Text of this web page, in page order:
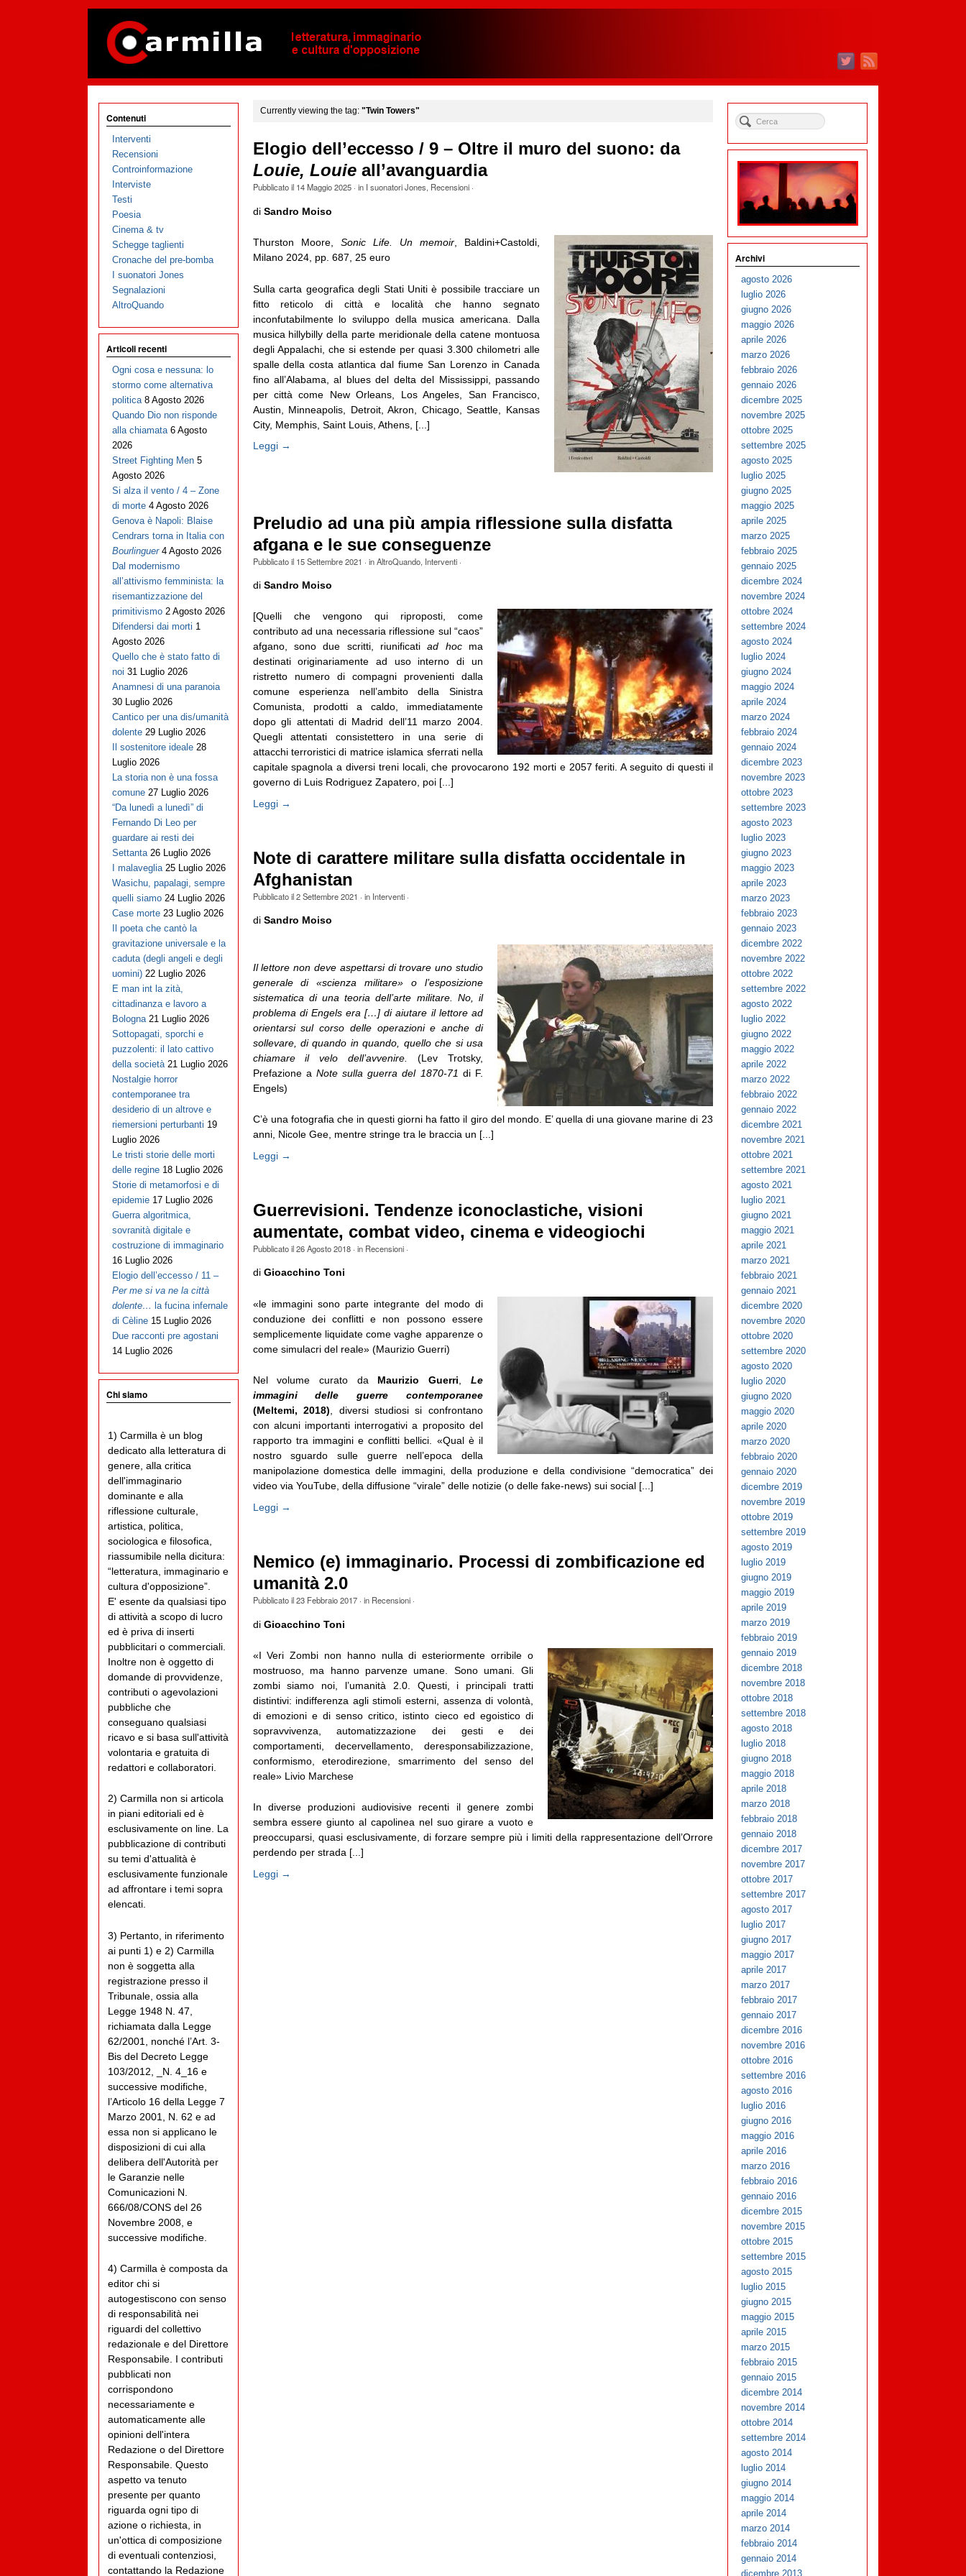
Currently viewing the tag: "Twin Towers"
Elogio dell’eccesso / 9 – Oltre il muro del suono: da
Louie, Louieall’avanguardia
Pubblicato il 14 Maggio 2025· in I suonatori Jones, Recensioni·
di Sandro Moiso
Thurston Moore, Sonic Life. Un memoir, Baldini+Castoldi,
Milano 2024, pp. 687, 25 euro
Sulla carta geografica degli Stati Uniti è possibile tracciare un
fitto reticolo di città e località che hanno segnato
inconfutabilmente lo sviluppo della musica americana. Dalla
musica hillybilly della parte meridionale della catene montuosa
degli Appalachi, che si estende per quasi 3.300 chilometri alle
spalle della costa atlantica dal fiume San Lorenzo in Canada
fino all’Alabama, al blues del delta del Mississippi, passando
per città come New Orleans, Los Angeles, San Francisco,
Austin, Minneapolis, Detroit, Akron, Chicago, Seattle, Kansas
City, Memphis, Saint Louis, Athens, [...]
Leggi →
Preludio ad una più ampia riflessione sulla disfatta
afgana e le sue conseguenze
Pubblicato il 15 Settembre 2021 · inAltroQuando, Interventi·
di Sandro Moiso
[Quelli che vengono qui riproposti, come
contributo ad una necessaria riflessione sul “caos”
afgano, sono due scritti, riunificatiad hocma
destinati originariamente ad uso interno di un
ristretto numero di compagni provenienti dalla
comune esperienza nell’ambito della Sinistra
Comunista, prodotti a caldo, immediatamente
dopo gli attentati di Madrid dell’11 marzo 2004.
Quegli attentati consistettero in una serie di
attacchi terroristici di matrice islamica sferrati nella
capitale spagnola a diversi treni locali, che provocarono 192 morti e 2057 feriti. A seguito di questi il
governo di Luis Rodriguez Zapatero, poi [...]
Leggi →
Note di carattere militare sulla disfatta occidentale in
Afghanistan
Pubblicato il2 Settembre 2021 · in Interventi·
di Sandro Moiso
Il lettore non deve aspettarsi di trovare uno studio
generale di «scienza militare» o l’esposizione
sistematica di una teoria dell’arte militare. No, il
problema di Engels era […] di aiutare il lettore ad
orientarsi sul corso delle operazioni e anche di
sollevare, di quando in quando, quello che si usa
chiamare il velo dell’avvenire.
(Lev Trotsky,
Prefazione a Note sulla guerra del 1870-71 di F.
Engels)
C’è una fotografia che in questi giorni ha fatto il giro del mondo. E’ quella di una giovane marine di 23
anni, Nicole Gee, mentre stringe tra le braccia un [...]
Leggi →
Guerrevisioni. Tendenze iconoclastiche, visioni
aumentate, combat video, cinema e videogiochi
Pubblicato il26 Agosto 2018· in Recensioni·
di Gioacchino Toni
«le immagini sono parte integrante del modo di
conduzione dei conflitti e non possono essere
semplicemente liquidate come vaghe apparenze o
come simulacri del reale» (Maurizio Guerri)
Nel volume curato da Maurizio Guerri
Le
immagini delle guerre contemporanee
(Meltemi, 2018) , diversi studiosi si confrontano
con alcuni importanti interrogativi a proposito del
rapporto tra immagini e conflitti bellici. «Qual è il
nostro sguardo sulle guerre nell’epoca della
manipolazione domestica delle immagini, della produzione e della condivisione “democratica” dei
video via YouTube, della diffusione “virale” delle notizie (o delle fake-news) sui social [...]
Leggi →
Nemico (e) immaginario. Processi di zombificazione ed
umanità 2.0
Pubblicato il23 Febbraio 2017· in Recensioni·
di Gioacchino Toni
«I Veri Zombi non hanno nulla di esteriormente orribile o
mostruoso, ma hanno parvenze umane. Sono umani. Gli
zombi siamo noi, l’umanità 2.0. Questi, i principali tratti
distintivi: indifferenza agli stimoli esterni, assenza di volontà,
di emozioni e di senso critico, istinto cieco ed egoistico di
sopravvivenza, automatizzazione dei gesti e dei
comportamenti, decervellamento, deresponsabilizzazione,
conformismo, eterodirezione, smarrimento del senso del
reale» Livio Marchese
In diverse produzioni audiovisive recenti il genere zombi
sembra essere giunto al capolinea nel suo girare a vuoto e
preoccuparsi, quasi esclusivamente, di forzare sempre più i limiti della rappresentazione dell’Orrore
perdendo per strada [...]
Leggi →
Contenuti
Interventi
Recensioni
Controinformazione
Interviste
Testi
Poesia
Cinema & tv
Schegge taglienti
Cronache del pre-bomba
I suonatori Jones
Segnalazioni
AltroQuando
Articoli recenti
Ogni cosa e nessuna: lo
stormo come alternativa
politica 8 Agosto 2026
Quando Dio non risponde
alla chiamata 6 Agosto
2026
Street Fighting Men 5
Agosto 2026
Si alza il vento / 4 – Zone
di morte 4 Agosto 2026
Genova è Napoli: Blaise
Cendrars torna in Italia con
Bourlinguer 4 Agosto 2026
Dal modernismo
all’attivismo femminista: la
risemantizzazione del
primitivismo 2 Agosto 2026
Difendersi dai morti 1
Agosto 2026
Quello che è stato fatto di
noi 31 Luglio 2026
Anamnesi di una paranoia
30 Luglio 2026
Cantico per una dis/umanità
dolente 29 Luglio 2026
Il sostenitore ideale 28
Luglio 2026
La storia non è una fossa
comune 27 Luglio 2026
“Da lunedì a lunedì” di
Fernando Di Leo per
guardare ai resti dei
Settanta 26 Luglio 2026
I malaveglia 25 Luglio 2026
Wasichu, papalagi, sempre
quelli siamo 24 Luglio 2026
Case morte 23 Luglio 2026
Il poeta che cantò la
gravitazione universale e la
caduta (degli angeli e degli
uomini) 22 Luglio 2026
E man int la zità,
cittadinanza e lavoro a
Bologna 21 Luglio 2026
Sottopagati, sporchi e
puzzolenti: il lato cattivo
della società 21 Luglio 2026
Nostalgie horror
contemporanee tra
desiderio di un altrove e
riemersioni perturbanti 19
Luglio 2026
Le tristi storie delle morti
delle regine 18 Luglio 2026
Storie di metamorfosi e di
epidemie 17 Luglio 2026
Guerra algoritmica,
sovranità digitale e
costruzione di immaginario
16 Luglio 2026
Elogio dell’eccesso / 11 –
Per me si va ne la città
dolente… la fucina infernale
di Cèline 15 Luglio 2026
Due racconti pre agostani
14 Luglio 2026
Chi siamo
1) Carmilla è un blog
dedicato alla letteratura di
genere, alla critica
dell'immaginario
dominante e alla
riflessione culturale,
artistica, politica,
sociologica e filosofica,
riassumibile nella dicitura:
“letteratura, immaginario e
cultura d'opposizione”.
E' esente da qualsiasi tipo
di attività a scopo di lucro
ed è priva di inserti
pubblicitari o commerciali.
Inoltre non è oggetto di
domande di provvidenze,
contributi o agevolazioni
pubbliche che
conseguano qualsiasi
ricavo e si basa sull'attività
volontaria e gratuita di
redattori e collaboratori.
2) Carmilla non si articola
in piani editoriali ed è
esclusivamente on line. La
pubblicazione di contributi
su temi d'attualità è
esclusivamente funzionale
ad affrontare i temi sopra
elencati.
3) Pertanto, in riferimento
ai punti 1) e 2) Carmilla
non è soggetta alla
registrazione presso il
Tribunale, ossia alla
Legge 1948 N. 47,
richiamata dalla Legge
62/2001, nonché l’Art. 3-
Bis del Decreto Legge
103/2012, _N. 4_16 e
successive modifiche,
l’Articolo 16 della Legge 7
Marzo 2001, N. 62 e ad
essa non si applicano le
disposizioni di cui alla
delibera dell'Autorità per
le Garanzie nelle
Comunicazioni N.
666/08/CONS del 26
Novembre 2008, e
successive modifiche.
4) Carmilla è composta da
editor chi si
autogestiscono con senso
di responsabilità nei
riguardi del collettivo
redazionale e del Direttore
Responsabile. I contributi
pubblicati non
corrispondono
necessariamente e
automaticamente alle
opinioni dell'intera
Redazione o del Direttore
Responsabile. Questo
aspetto va tenuto
presente per quanto
riguarda ogni tipo di
azione o richiesta, in
un'ottica di composizione
di eventuali contenziosi,
contattando la Redazione
Archivi
agosto 2026
luglio 2026
giugno 2026
maggio 2026
aprile 2026
marzo 2026
febbraio 2026
gennaio 2026
dicembre 2025
novembre 2025
ottobre 2025
settembre 2025
agosto 2025
luglio 2025
giugno 2025
maggio 2025
aprile 2025
marzo 2025
febbraio 2025
gennaio 2025
dicembre 2024
novembre 2024
ottobre 2024
settembre 2024
agosto 2024
luglio 2024
giugno 2024
maggio 2024
aprile 2024
marzo 2024
febbraio 2024
gennaio 2024
dicembre 2023
novembre 2023
ottobre 2023
settembre 2023
agosto 2023
luglio 2023
giugno 2023
maggio 2023
aprile 2023
marzo 2023
febbraio 2023
gennaio 2023
dicembre 2022
novembre 2022
ottobre 2022
settembre 2022
agosto 2022
luglio 2022
giugno 2022
maggio 2022
aprile 2022
marzo 2022
febbraio 2022
gennaio 2022
dicembre 2021
novembre 2021
ottobre 2021
settembre 2021
agosto 2021
luglio 2021
giugno 2021
maggio 2021
aprile 2021
marzo 2021
febbraio 2021
gennaio 2021
dicembre 2020
novembre 2020
ottobre 2020
settembre 2020
agosto 2020
luglio 2020
giugno 2020
maggio 2020
aprile 2020
marzo 2020
febbraio 2020
gennaio 2020
dicembre 2019
novembre 2019
ottobre 2019
settembre 2019
agosto 2019
luglio 2019
giugno 2019
maggio 2019
aprile 2019
marzo 2019
febbraio 2019
gennaio 2019
dicembre 2018
novembre 2018
ottobre 2018
settembre 2018
agosto 2018
luglio 2018
giugno 2018
maggio 2018
aprile 2018
marzo 2018
febbraio 2018
gennaio 2018
dicembre 2017
novembre 2017
ottobre 2017
settembre 2017
agosto 2017
luglio 2017
giugno 2017
maggio 2017
aprile 2017
marzo 2017
febbraio 2017
gennaio 2017
dicembre 2016
novembre 2016
ottobre 2016
settembre 2016
agosto 2016
luglio 2016
giugno 2016
maggio 2016
aprile 2016
marzo 2016
febbraio 2016
gennaio 2016
dicembre 2015
novembre 2015
ottobre 2015
settembre 2015
agosto 2015
luglio 2015
giugno 2015
maggio 2015
aprile 2015
marzo 2015
febbraio 2015
gennaio 2015
dicembre 2014
novembre 2014
ottobre 2014
settembre 2014
agosto 2014
luglio 2014
giugno 2014
maggio 2014
aprile 2014
marzo 2014
febbraio 2014
gennaio 2014
dicembre 2013